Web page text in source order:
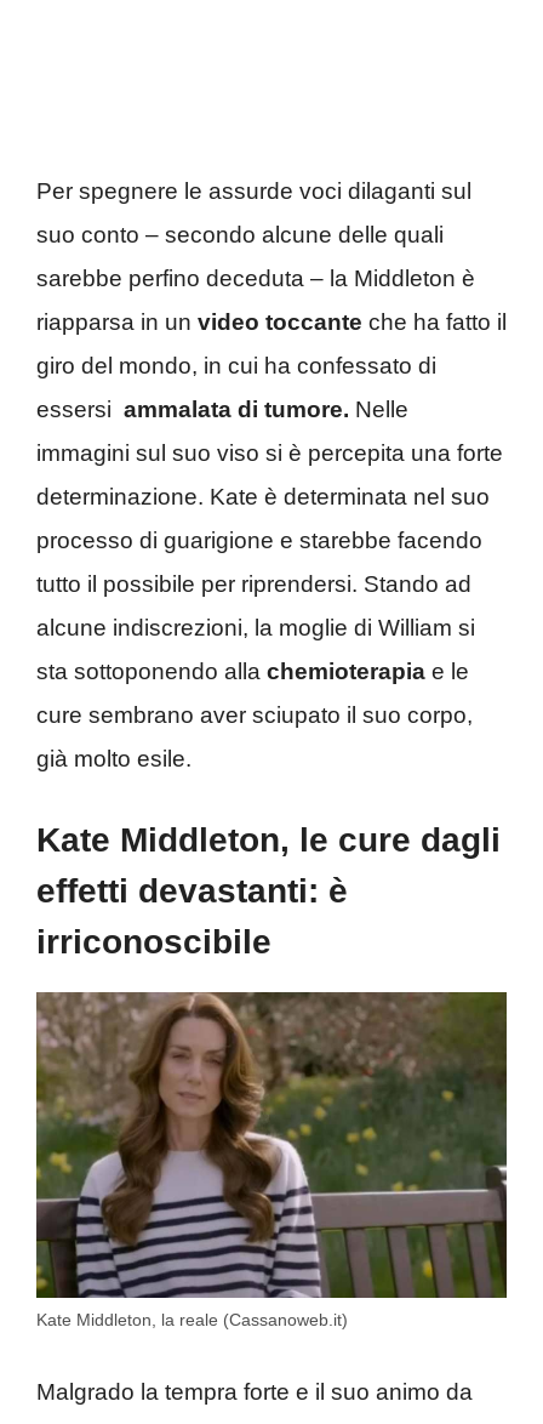
Per spegnere le assurde voci dilaganti sul
suo conto – secondo alcune delle quali
sarebbe perfino deceduta – la Middleton è
riapparsa in un video toccante che ha fatto il
giro del mondo, in cui ha confessato di
essersi ammalata di tumore. Nelle
immagini sul suo viso si è percepita una forte
determinazione. Kate è determinata nel suo
processo di guarigione e starebbe facendo
tutto il possibile per riprendersi. Stando ad
alcune indiscrezioni, la moglie di William si
sta sottoponendo alla chemioterapia e le
cure sembrano aver sciupato il suo corpo,
già molto esile.
Kate Middleton, le cure dagli
effetti devastanti: è
irriconoscibile
Kate Middleton, la reale (Cassanoweb.it)
Malgrado la tempra forte e il suo animo da